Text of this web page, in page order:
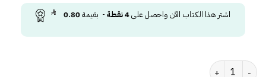
اشتر هذا الكتاب الآن واحصل على4نقطة- بقيمة0.80
كمية ‎أبجدية القتلى‎